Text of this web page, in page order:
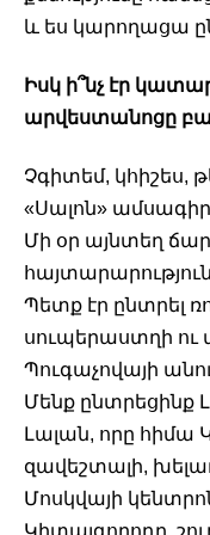
և ես կարողացա
Իսկ ի՞նչ էր
արվեստանոցը
Չգիտեմ, կհիշես,
«Սալոն»
Մի օր այնտեղ
Պետք էր ընտրել
սուպերաստղի ու
Պուգաչովայի
Մենք ընտրեցինք
Լալան, որը հիմա
զավեշտալի,
Մոսկվայի